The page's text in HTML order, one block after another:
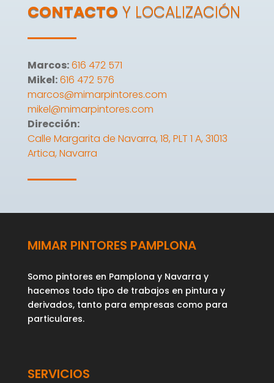
CONTACTO Y LOCALIZACIÓN
Marcos:616 472 571
Mikel:616 472 576
marcos@mimarpintores.com
mikel@mimarpintores.com
Dirección:
Calle Margarita de Navarra, 18, PLT 1 A, 31013
Artica, Navarra
MIMAR PINTORES PAMPLONA
Somo pintores en Pamplona y Navarra y
hacemos todo tipo de trabajos en pintura y
derivados, tanto para empresas como para
particulares.
SERVICIOS